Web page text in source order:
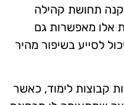
תחושת קהילה
אלו מאפשרות גם
לסייע בשיפור מהיר
קבוצות לימוד, כאשר